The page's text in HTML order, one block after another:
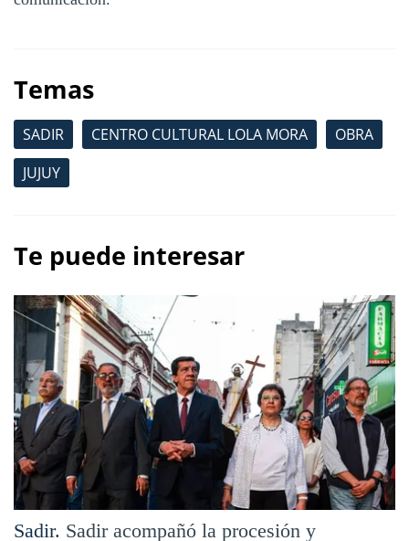
Temas
SADIR CENTRO CULTURAL LOLA MORA
OBRA
JUJUY
Te puede interesar
Sadir. Sadir acompañó la procesión y